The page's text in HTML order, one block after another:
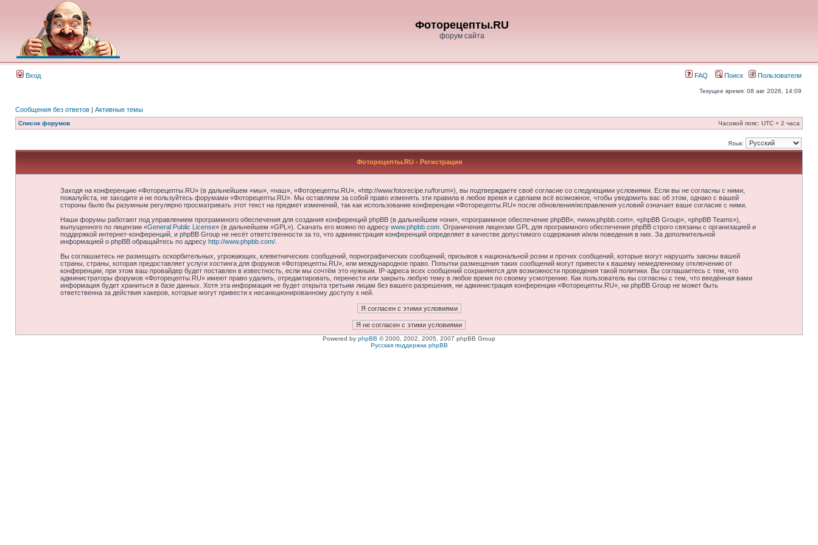
Фоторецепты.RU
форум сайта
Вход FAQ Поиск Пользователи
Текущее время: 08 авг 2026, 14:09
Сообщения без ответов | Активные темы
Список форумов Часовой пояс: UTC + 2 часа
Язык:
Фоторецепты.RU - Регистрация
Заходя на конференцию «Фоторецепты.RU» (в дальнейшем «мы», «наш», «Фоторецепты.RU», «http://www.fotorecipe.ru/forum»), вы подтверждаете своё согласие со следующими условиями. Если вы не согласны с ними,
пожалуйста, не заходите и не пользуйтесь форумами «Фоторецепты.RU». Мы оставляем за собой право изменять эти правила в любое время и сделаем всё возможное, чтобы уведомить вас об этом, однако с вашей
стороны было бы разумным регулярно просматривать этот текст на предмет изменений, так как использование конференции «Фоторецепты.RU» после обновления/исправления условий означает ваше согласие с ними.
Наши форумы работают под управлением программного обеспечения для создания конференций phpBB (в дальнейшем «они», «программное обеспечение phpBB», «www.phpbb.com», «phpBB Group», «phpBB Teams»),
выпущенного по лицензии «General Public License» (в дальнейшем «GPL»). Скачать его можно по адресу www.phpbb.com. Ограничения лицензии GPL для программного обеспечения phpBB строго связаны с организацией и
поддержкой интернет-конференций, и phpBB Group не несёт ответственности за то, что администрация конференций определяет в качестве допустимого содержания и/или поведения в них. За дополнительной
информацией о phpBB обращайтесь по адресу http://www.phpbb.com/.
Вы соглашаетесь не размещать оскорбительных, угрожающих, клеветнических сообщений, порнографических сообщений, призывов к национальной розни и прочих сообщений, которые могут нарушить законы вашей
страны, страны, которая предоставляет услуги хостинга для форумов «Фоторецепты.RU», или международное право. Попытки размещения таких сообщений могут привести к вашему немедленному отключению от
конференции, при этом ваш провайдер будет поставлен в известность, если мы сочтём это нужным. IP-адреса всех сообщений сохраняются для возможности проведения такой политики. Вы соглашаетесь с тем, что
администраторы форумов «Фоторецепты.RU» имеют право удалить, отредактировать, перенести или закрыть любую тему в любое время по своему усмотрению. Как пользователь вы согласны с тем, что введённая вами
информация будет храниться в базе данных. Хотя эта информация не будет открыта третьим лицам без вашего разрешения, ни администрация конференции «Фоторецепты.RU», ни phpBB Group не может быть
ответственна за действия хакеров, которые могут привести к несанкционированному доступу к ней.
Powered by phpBB © 2000, 2002, 2005, 2007 phpBB Group
Русская поддержка phpBB